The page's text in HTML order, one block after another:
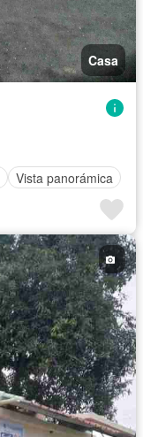
Casa
Vista panorámica